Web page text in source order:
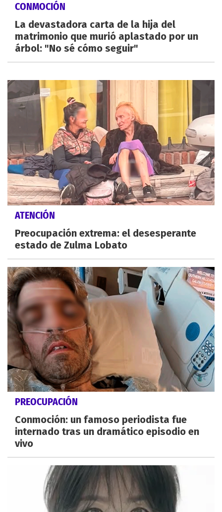
CONMOCIÓN
La devastadora carta de la hija del
matrimonio que murió aplastado por un
árbol: "No sé cómo seguir"
ATENCIÓN
Preocupación extrema: el desesperante
estado de Zulma Lobato
PREOCUPACIÓN
Conmoción: un famoso periodista fue
internado tras un dramático episodio en
vivo